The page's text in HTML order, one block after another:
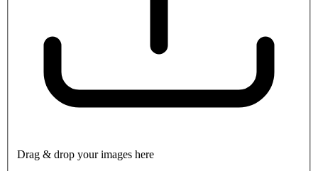
Drag & drop your images here